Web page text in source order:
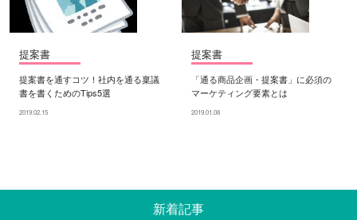
提案書
提案書を通すコツ！社内を通る稟議
書を書くためのTips5選
2019.02.15
提案書
「通る商品企画・提案書」に必須の
マーケティング要素とは
2019.01.08
新着記事